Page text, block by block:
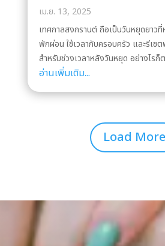
เม.ย. 13, 2025
เทศกาลสงกรานต์ ถือเป็นวันหยุดยาว
พักผ่อน ใช้เวลากับครอบครัว และรีเซ
สำหรับช่วงเวลาหลังวันหยุด อย่างไรก็
อ่านเพิ่มเติม...
Load More